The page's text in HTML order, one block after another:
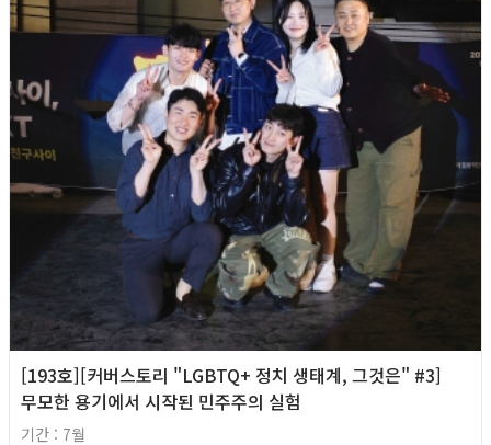
[193호][커버스토리 "LGBTQ+ 정치 생태계, 그것은" #3]
무모한 용기에서 시작된 민주주의 실험
기간 : 7월